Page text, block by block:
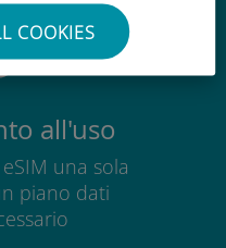
COOKIES
all'uso
una sola
piano dati